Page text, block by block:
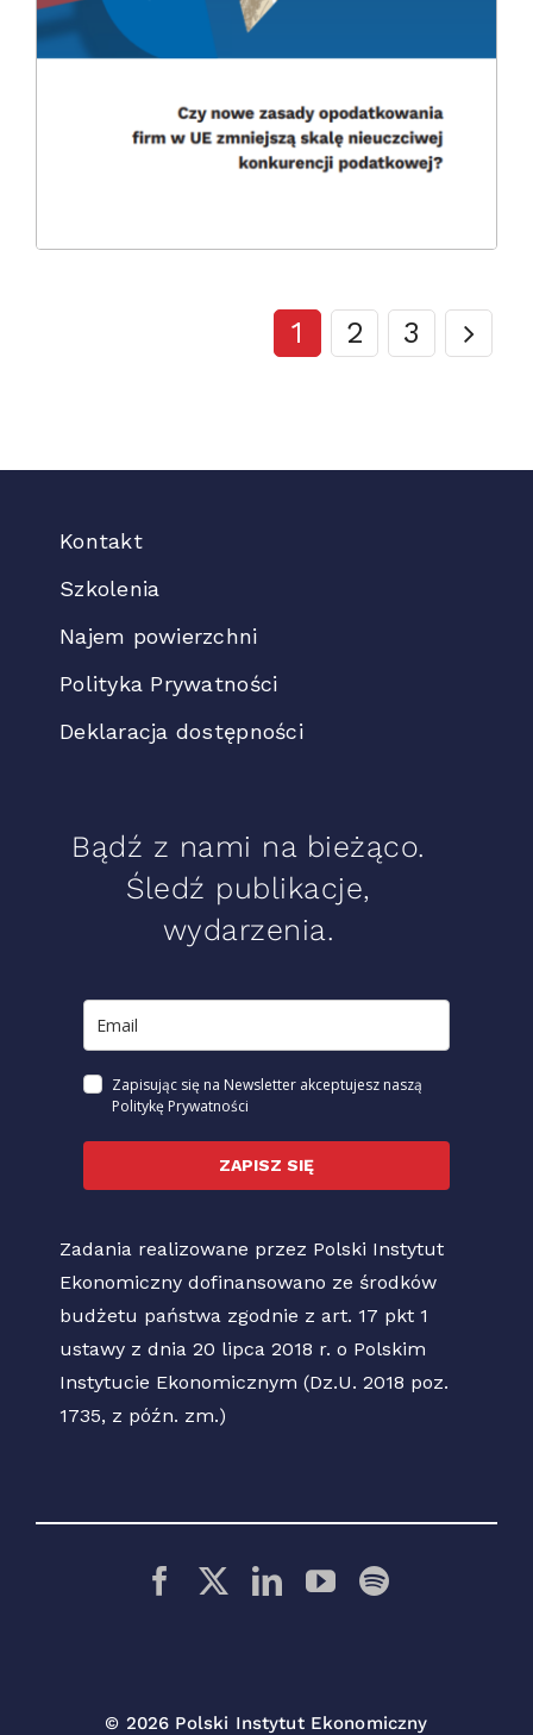
1 2 3
Kontakt
Szkolenia
Najem powierzchni
Polityka Prywatności
Deklaracja dostępności
Bądź z nami na bieżąco.
Śledź publikacje,
wydarzenia.
Zapisując się na Newsletter akceptujesz naszą
Politykę Prywatności
ZAPISZ SIĘ
Zadania realizowane przez Polski Instytut
Ekonomiczny dofinansowano ze środków
budżetu państwa zgodnie z art. 17 pkt 1
ustawy z dnia 20 lipca 2018 r. o Polskim
Instytucie Ekonomicznym (Dz.U. 2018 poz.
1735, z późn. zm.)
© 2026 Polski Instytut Ekonomiczny